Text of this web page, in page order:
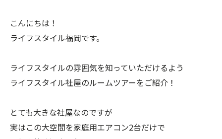
こんにちは！
ライフスタイル福岡です。
ライフスタイルの雰囲気を知っていただけるよう
ライフスタイル社屋のルームツアーをご紹介！
とても大きな社屋なのですが
実はこの大空間を家庭用エアコン2台だけで